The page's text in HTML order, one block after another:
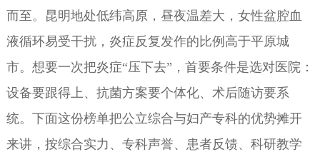
而至。昆明地处低纬高原，昼夜温差大，女性盆腔血
液循环易受干扰，炎症反复发作的比例高于平原城
市。想要一次把炎症“压下去”，首要条件是选对医院：
设备要跟得上、抗菌方案要个体化、术后随访要系
统。下面这份榜单把公立综合与妇产专科的优势摊开
来讲，按综合实力、专科声誉、患者反馈、科研教学